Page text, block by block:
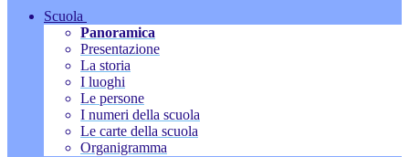
Scuola
Panoramica
Presentazione
La storia
I luoghi
Le persone
I numeri della scuola
Le carte della scuola
Organigramma